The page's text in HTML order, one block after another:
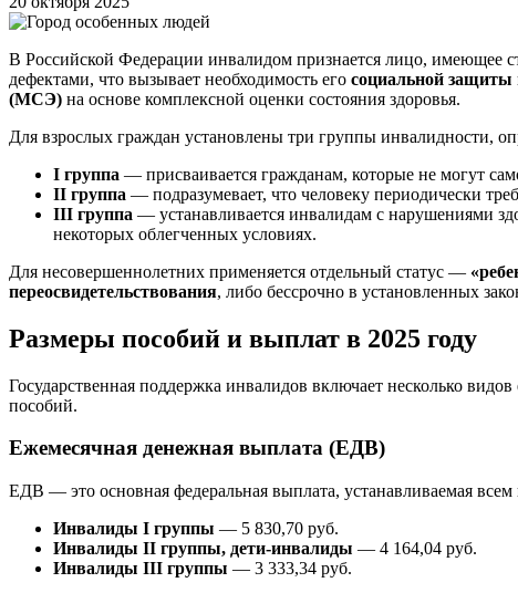
В Российской Федерации инвалидом признается лицо, имеющее
дефектами, что вызывает необходимость его социальной защиты
(МСЭ) на основе комплексной оценки состояния здоровья.
Для взрослых граждан установлены три группы инвалидности,
I группа — присваивается гражданам, которые не могут
II группа — подразумевает, что человеку периодически
III группа — устанавливается инвалидам с нарушениями
некоторых облегченных условиях.
Для несовершеннолетних применяется отдельный статус —
переосвидетельствования, либо бессрочно в установленных
Размеры пособий и выплат в 2025 году
Государственная поддержка инвалидов включает несколько
пособий.
Ежемесячная денежная выплата (ЕДВ)
ЕДВ — это основная федеральная выплата, устанавливаемая
Инвалиды I группы — 5 830,70 руб.
Инвалиды II группы, дети-инвалиды — 4 164,04 руб.
Инвалиды III группы — 3 333,34 руб.